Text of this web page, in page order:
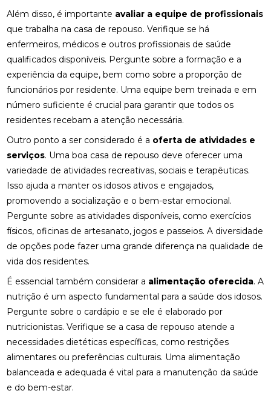
Além disso, é importante avaliar a equipe de profissionais
que trabalha na casa de repouso. Verifique se há
enfermeiros, médicos e outros profissionais de saúde
qualificados disponíveis. Pergunte sobre a formação e a
experiência da equipe, bem como sobre a proporção de
funcionários por residente. Uma equipe bem treinada e em
número suficiente é crucial para garantir que todos os
residentes recebam a atenção necessária.
Outro ponto a ser considerado é a oferta de atividades e
serviços. Uma boa casa de repouso deve oferecer uma
variedade de atividades recreativas, sociais e terapêuticas.
Isso ajuda a manter os idosos ativos e engajados,
promovendo a socialização e o bem-estar emocional.
Pergunte sobre as atividades disponíveis, como exercícios
físicos, oficinas de artesanato, jogos e passeios. A diversidade
de opções pode fazer uma grande diferença na qualidade de
vida dos residentes.
É essencial também considerar a alimentação oferecida. A
nutrição é um aspecto fundamental para a saúde dos idosos.
Pergunte sobre o cardápio e se ele é elaborado por
nutricionistas. Verifique se a casa de repouso atende a
necessidades dietéticas específicas, como restrições
alimentares ou preferências culturais. Uma alimentação
balanceada e adequada é vital para a manutenção da saúde
e do bem-estar.